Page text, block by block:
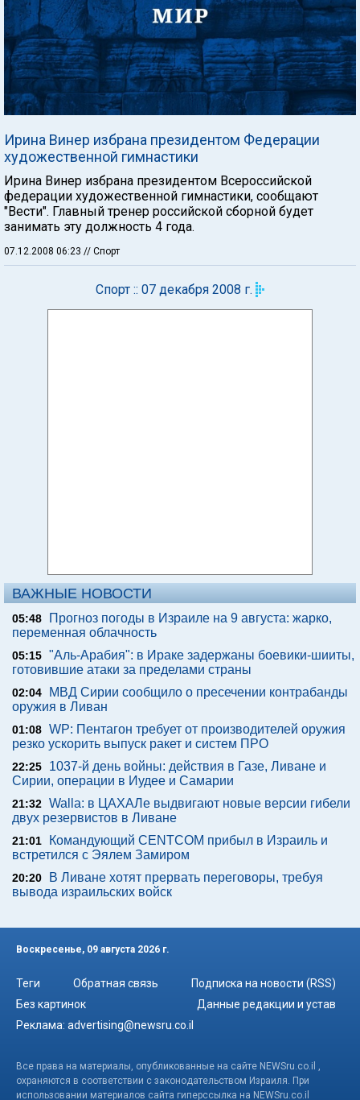
Ирина Винер избрана президентом Федерации
художественной гимнастики
Ирина Винер избрана президентом Всероссийской
федерации художественной гимнастики, сообщают
"Вести". Главный тренер российской сборной будет
занимать эту должность 4 года.
07.12.2008 06:23 // Спорт
Спорт :: 07 декабря 2008 г.
ВАЖНЫЕ НОВОСТИ
05:48
Прогноз погоды в Израиле на 9 августа: жарко,
переменная облачность
05:15 "Аль-Арабия": в Ираке задержаны боевики-шииты,
готовившие атаки за пределами страны
02:04
МВД Сирии сообщило о пресечении контрабанды
оружия в Ливан
01:08 WP: Пентагон требует от производителей оружия
резко ускорить выпуск ракет и систем ПРО
22:25
1037-й день войны: действия в Газе, Ливане и
Сирии, операции в Иудее и Самарии
21:32 Walla: в ЦАХАЛе выдвигают новые версии гибели
двух резервистов в Ливане
21:01
Командующий CENTCOM прибыл в Израиль и
встретился с Эялем Замиром
20:20
В Ливане хотят прервать переговоры, требуя
вывода израильских войск
Воскресенье, 09 августа 2026 г.
Теги Обратная связь
Подписка на новости (RSS)
Без картинок
Данные редакции и устав
Реклама: advertising@newsru.co.il
Все права на материалы, опубликованные на сайте NEWSru.co.il ,
охраняются в соответствии с законодательством Израиля. При
использовании материалов сайта гиперссылка на NEWSru.co.il